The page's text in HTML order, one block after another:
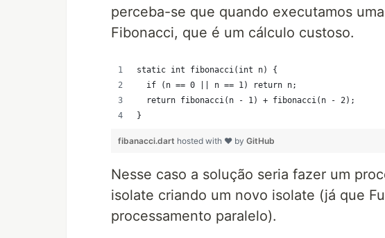
perceba-se que quando executamos
Fibonacci, que é um cálculo custoso.
}
fibanacci.dart hosted with ❤ by GitHub
Nesse caso a solução seria fazer um
isolate criando um novo isolate (já que
processamento paralelo).